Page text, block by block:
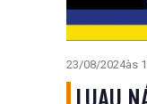
23/08/2024às